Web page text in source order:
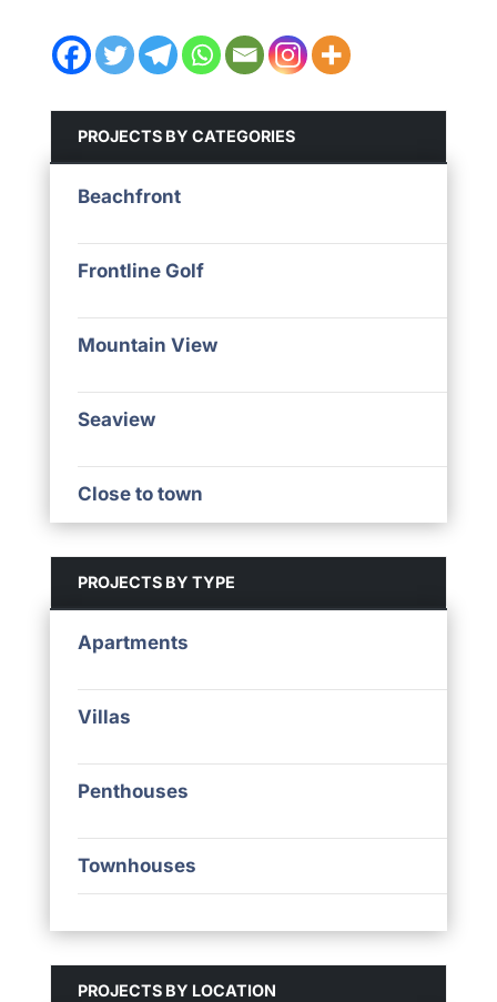
PROJECTS BY CATEGORIES
Beachfront
Frontline Golf
Mountain View
Seaview
Close to town
PROJECTS BY TYPE
Apartments
Villas
Penthouses
Townhouses
PROJECTS BY LOCATION